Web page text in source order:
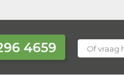
4659 Of vraag